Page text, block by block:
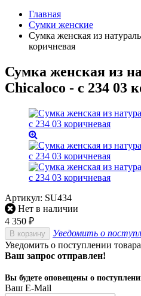
Главная
Сумки женские
Сумка женская из
коричневая
Сумка женская из
Chicaloco - c 234 03
Артикул: SU434
Нет в наличии
4 350 ₽
В корзину
Уведомить о
Уведомить о поступлении товара
Ваш запрос отправлен!
Вы будете оповещены о
Ваш E-Mail